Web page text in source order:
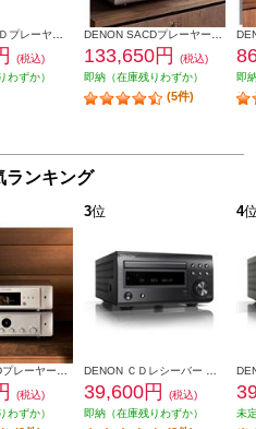
(税込)
わずか）
133,650円
(税込)
即納（在庫残りわずか）
(5件)
即
ランキング
(税込)
わずか）
3位
39,600円
(税込)
即納（在庫残りわずか）
4
未